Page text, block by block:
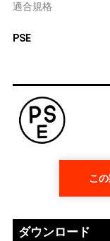
適合規格
PSE
こ
ダウンロード